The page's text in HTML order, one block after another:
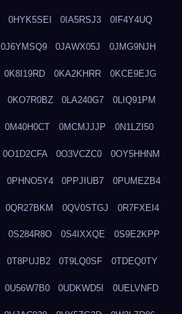
0HYK5SEI 0IA5RSJ3 0IF4Y4UQ
0J6YMSQ9 0JAWX05J 0JMG9NJH
0K8I19RD 0KA2KHRR 0KCE9EJG
0KO7R0BZ 0LA240G7 0LIQ91PM
0M40H0CT 0MCMJJJP 0N1LZI50
0O1D2CFA 0O3VCZC0 0OY5HHNM
0PHNO5Y4 0PPJIUB7 0PUMEZB4
0QR27BKM 0QV0STGJ 0R7FXEI4
0S284R8O 0S4IXXQE 0S9E2KPP
0T8PUJB2 0T9LQ0SF 0TDEQ0TY
0U56W7B0 0UDKWD5I 0UELVNFD